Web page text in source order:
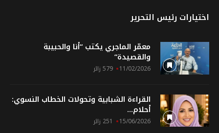
اختيارات رئيس التحرير
معمّر الماجري يكتب “أنا والحبيبة
والقصيدة”
11/02/2026 579 زائر
القراءة الشبابية وتحولات الخطاب النسوي:
أحلام...
15/06/2026 251 زائر